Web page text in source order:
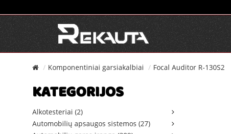
Komponentiniai garsiakalbiai Focal Auditor R-130S2
KATEGORIJOS
Alkotesteriai (2)
Automobilių apsaugos sistemos (27)